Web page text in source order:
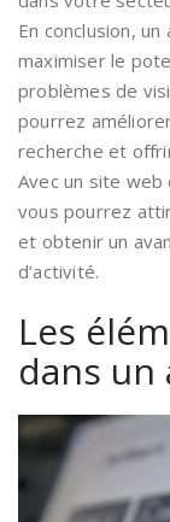
En conclusion,
maximiser le
problèmes de
pourrez
recherche et
Avec un site
vous pourrez
et obtenir un
d’activité.
Les
dans un